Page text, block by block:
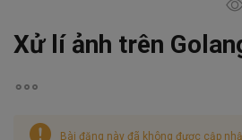
Xử lí ảnh trên
Bài đăng này đã không được cập